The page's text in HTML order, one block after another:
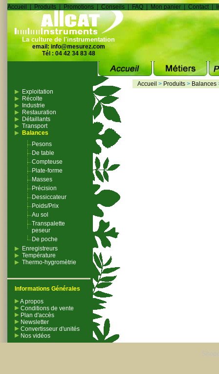
La culture de l'instrumentation
email: info@mesurez.com
Tél : 04 42 34 83 48
Accueil Produits Promotions Conseils FAQ Mon panier Contact
Exploitation
Récolte
Industrie
Restauration
Détaillants
Transport
Balances
Pesons
De table
Compteuse
Plate-forme
Masses
Précision
Dessiccateur
Poids/Prix
Au sol
Transpalette
peseur
De poche
Enregistreurs
Température
Thermo-hygromètrie
Informations Générales
A propos
Conditions de vente
Plan d'accès
Newsletter
Convertisseur d'unités
Nos vidéos
Accueil > Produits > Balances